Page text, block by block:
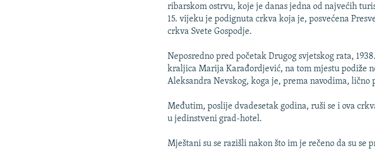
ribarskom ostrvu, koje je danas jedna od najvećih
15. vijeku je podignuta crkva koja je, posvećena
crkva Svete Gospodje.
Neposredno pred početak Drugog svjetskog rata,
kraljica Marija Karađordjević, na tom mjestu podiže
Aleksandra Nevskog, koga je, prema navodima, lično
Međutim, poslije dvadesetak godina, ruši se i ova
u jedinstveni grad-hotel.
Mještani su se razišli nakon što im je rečeno da su